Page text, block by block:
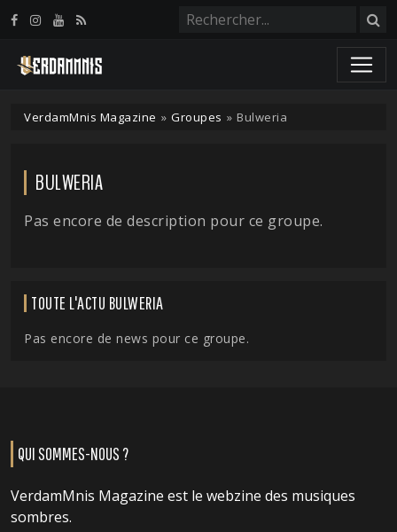
VerdamMnis Magazine » Groupes » Bulweria
BULWERIA
Pas encore de description pour ce groupe.
TOUTE L'ACTU BULWERIA
Pas encore de news pour ce groupe.
QUI SOMMES-NOUS ?
VerdamMnis Magazine est le webzine des musiques
sombres.
Panneau de gestion des cookies